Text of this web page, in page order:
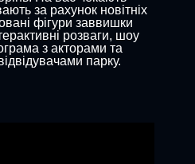
за рахунок новітніх
фігури заввишки
розваги, шоу
з акторами та
парку.